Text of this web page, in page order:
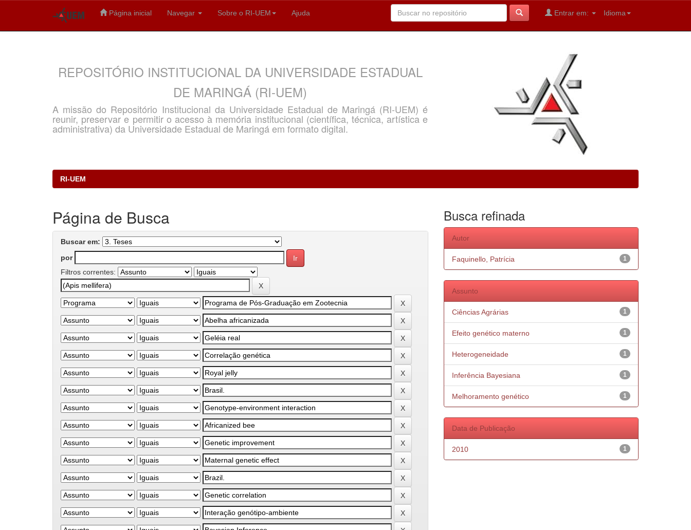
Página inicial Navegar Sobre o RI-UEM Ajuda Idioma
Entrar em:
REPOSITÓRIO INSTITUCIONAL DA UNIVERSIDADE ESTADUAL
DE MARINGÁ (RI-UEM)
A missão do Repositório Institucional da Universidade Estadual de Maringá (RI-UEM) é
reunir, preservar e permitir o acesso à memória institucional (científica, técnica, artística e
administrativa) da Universidade Estadual de Maringá em formato digital.
RI-UEM
Página de Busca
Buscar em:
por
Filtros correntes:
Busca refinada
Autor
1
Faquinello, Patrícia
Assunto
1
Ciências Agrárias
1
Efeito genético materno
1
Heterogeneidade
1
Inferência Bayesiana
1
Melhoramento genético
Data de Publicação
1
2010